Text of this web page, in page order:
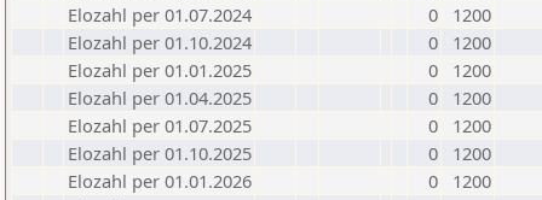
Elozahl per 01.07.2024
0
1200
Elozahl per 01.10.2024
0
1200
Elozahl per 01.01.2025
0
1200
Elozahl per 01.04.2025
0
1200
Elozahl per 01.07.2025
0
1200
Elozahl per 01.10.2025
0
1200
Elozahl per 01.01.2026
0
1200